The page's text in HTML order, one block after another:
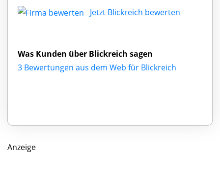
Jetzt Blickreich bewerten
Was Kunden über Blickreich sagen
3 Bewertungen aus dem Web für Blickreich
Anzeige